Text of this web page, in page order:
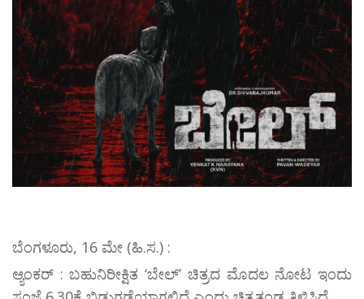
ಬೆಂಗಳೂರು, 16 ಮೇ (ಹಿ.ಸ.) :
ಆ್ಯಂಕರ್ : ಬಹುನಿರೀಕ್ಷಿತ ‘ಬೇಲ್’ ಚಿತ್ರದ ಮೊದಲ ನೋಟ ಇಂದು